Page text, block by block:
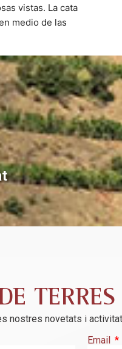
vistas. La cata
medio de las
guías
del Priorat , que
explican con gran
de la cata.
recomendamos
TERRES
nostres novetats i
Email